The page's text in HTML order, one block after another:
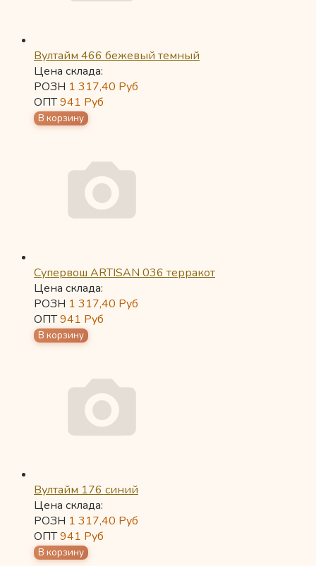
Вултайм 466 бежевый темный
Цена склада:
РОЗН 1 317,40 Руб
ОПТ941 Руб
Супервош ARTISAN 036 терракот
Цена склада:
РОЗН 1 317,40 Руб
ОПТ941 Руб
Вултайм 176 синий
Цена склада:
РОЗН 1 317,40 Руб
ОПТ941 Руб